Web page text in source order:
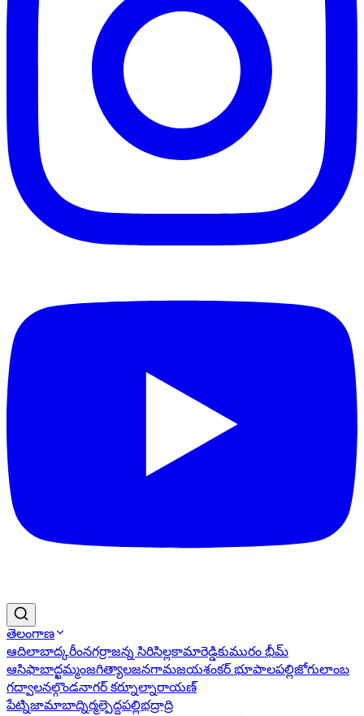
తెలంగాణ
ఆదిలాబాద్కరీంనగర్రాజన్న సిరిసిల్లకామారెడ్డికుమురం భీమ్
ఆసిఫాబాద్ఖమ్మంజగిత్యాలజనగామజయశంకర్ భూపాలపల్లిజోగులాంబ
గద్వాలనల్గొండనాగర్ కర్నూల్నారాయణ్
పేట్నిజామాబాద్నిర్మల్పెద్దపల్లిభద్రాద్రి